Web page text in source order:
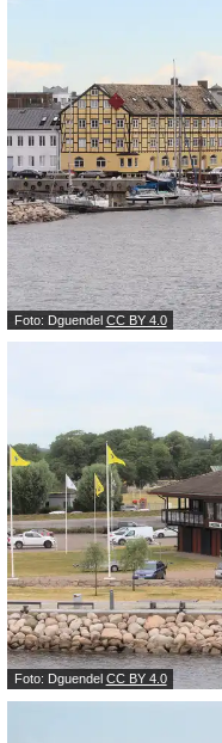
Foto: Dguendel CC BY 4.0
Foto: Dguendel CC BY 4.0